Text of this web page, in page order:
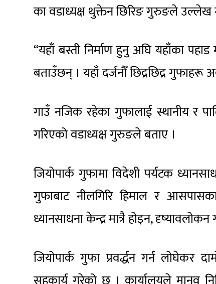
का वडाध्यक्ष थुक्तेन छिरिङ गुरुङले उल्लेख
“यहाँ बस्ती निर्माण हुनु अघि यहाँका
बताउँछन् । यहाँ दर्जनौँ छिद्रछिद्र
गाउँ नजिक रहेका गुफालाई स्थानीय र
गरिएको वडाध्यक्ष गुरुङले बताए ।
जियोपार्क गुफामा विदेशी पर्यटक
गुफाबाट नीलगिरि हिमाल र
ध्यानसाधना केन्द्र मात्रै होइन,
जियोपार्क गुफा प्रवर्द्धन गर्न लोघेकर